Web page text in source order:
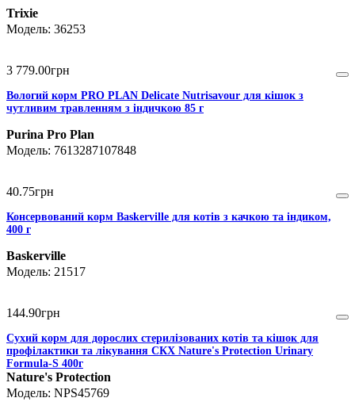
Trixie
36253
3 779.00грн
Вологий корм PRO PLAN Delicate Nutrisavour для кішок з
чутливим травленням з індичкою 85 г
Purina Pro Plan
7613287107848
40.75грн
Консервований корм Baskerville для котів з качкою та індиком,
400 г
Baskerville
21517
144.90грн
Сухий корм для дорослих стерилізованих котів та кішок для
профілактики та лікування СКХ Nature's Protection Urinary
Formula-S 400г
Nature's Protection
NPS45769